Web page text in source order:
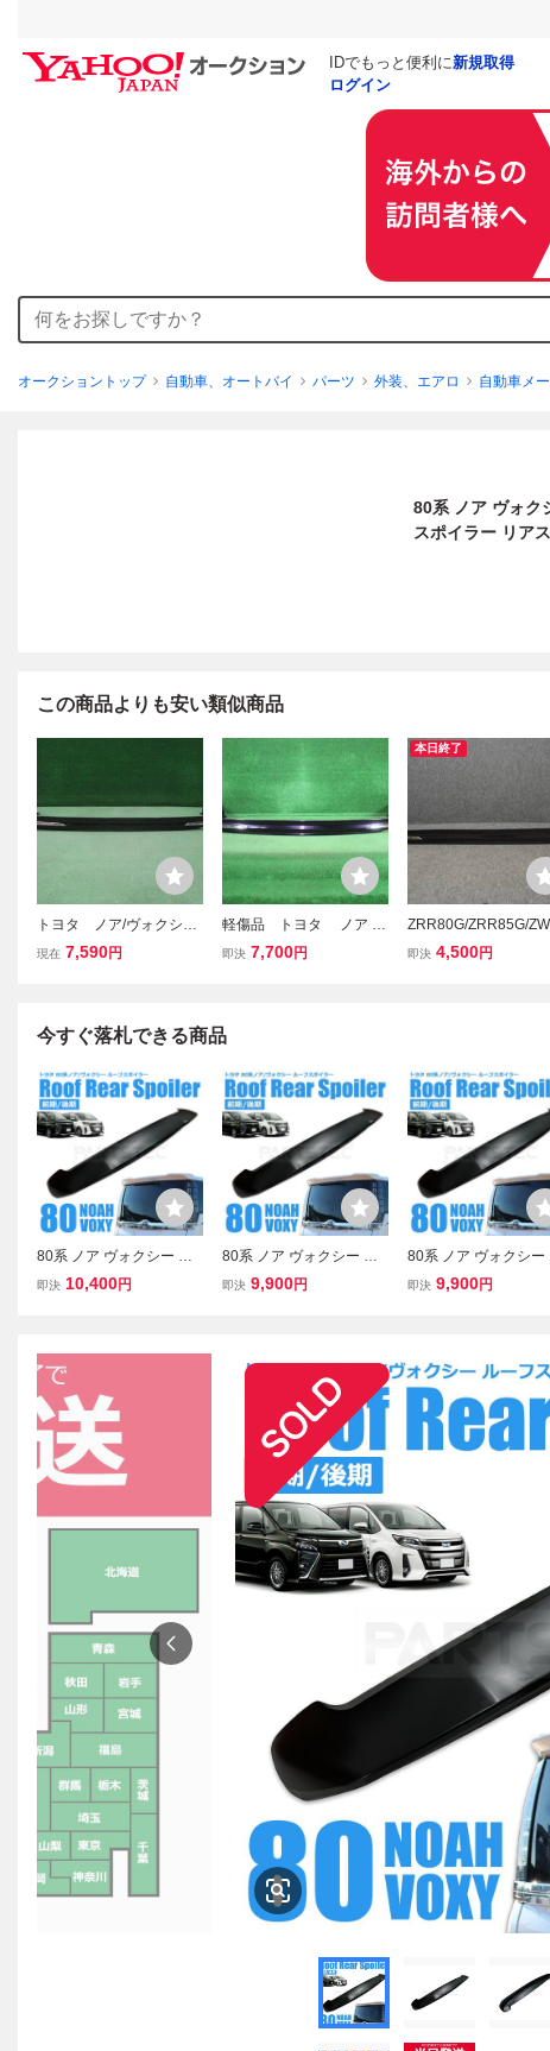
IDでもっと便利に新規取得
ログイン
オークショントップ 自動車、オートバイ パーツ 外装、エアロ 自動車メ
80系 ノア ヴォク
スポイラー リア
この商品よりも安い類似商品
トヨタ ノア/ヴォクシー/
エスクァイア ZRR80G/
現在 7,590円
軽傷品 トヨタ ノア ヴ
ォクシー エスクァイア Z
即決 7,700円
本日終了
ZRR80G/ZRR85G/
0G ノア/エスクァイア
即決 4,500円
今すぐ落札できる商品
80系 ノア ヴォクシー エ
スクァイア リアルーフス
5 (D385)
即決 10,400円
80系 ノア ヴォクシー エ
スクァイア リア ウイング
49-35 (D385)
即決 9,900円
80系 ノア ヴォクシー
スクァイア リアルーフ
5 (D385)
即決 9,900円